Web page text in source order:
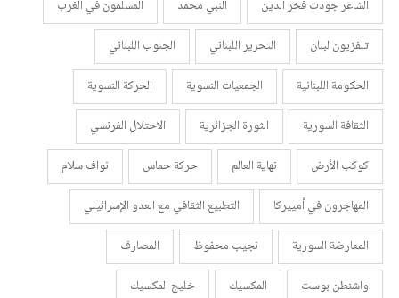
الشاعر جودت فخر الدين
النبي محمد
المسلمون في الغرب
تلفزيون لبنان
التحرير اللبناني
الجنوب اللبناني
الحكومة اللبنانية
الجمعيات النسوية
الحركة النسوية
الثقافة السورية
الثورة الجزائرية
الاحتلال الفرنسي
كوكب الأرض
نهاية العالم حركة حماس
نواف سلام
المهاجرون في أمييركا
التطبيع الثقافي مع العدو الإسرائيلي
المعارضة السورية
نجيب محفوظ
المصارف
واشنطن بوست
المكسيك
خليج المكسيك